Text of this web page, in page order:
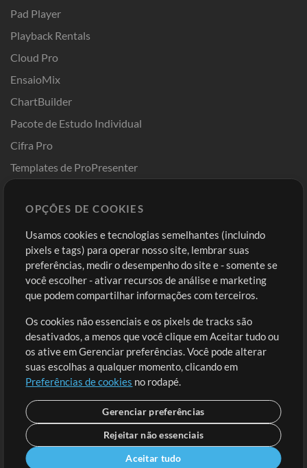
Pad Player
Playback Rentals
Cloud Pro
EnsaioMix
ChartBuilder
Pacote de Estudo Individual
Cifra Pro
Templates de ProPresenter
Comprar Créditos
Conteúdo Grátis
Solicite uma Música
Extras
Sessões
Envie seu conteúdo
Playlist
MT Conference
Entre
Cadastre-se
Ir ao carrinho
OPÇÕES DE COOKIES
Usamos cookies e tecnologias semelhantes (incluindo
pixels e tags) para operar nosso site, lembrar suas
preferências, medir o desempenho do site e - somente se
você escolher - ativar recursos de análise e marketing
que podem compartilhar informações com terceiros.
Os cookies não essenciais e os pixels de tracks são
desativados, a menos que você clique em Aceitar tudo ou
os ative em Gerenciar preferências. Você pode alterar
suas escolhas a qualquer momento, clicando em
Preferências de cookies no rodapé.
Gerenciar preferências
Rejeitar não essenciais
Aceitar tudo